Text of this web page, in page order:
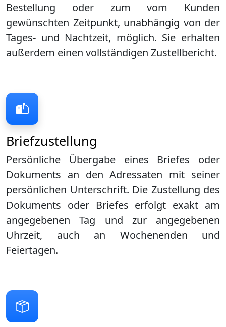
Briefzustellung
Persönliche Übergabe eines Briefes oder
Dokuments an den Adressaten mit seiner
persönlichen Unterschrift. Die Zustellung des
Dokuments oder Briefes erfolgt exakt am
angegebenen Tag und zur angegebenen
Uhrzeit, auch an Wochenenden und
Feiertagen.
Bestellung oder zum vom Kunden
gewünschten Zeitpunkt, unabhängig von der
Tages- und Nachtzeit, möglich. Sie erhalten
außerdem einen vollständigen Zustellbericht.